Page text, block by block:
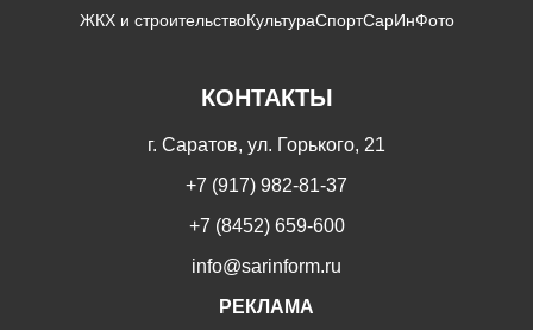
ЖКХ и строительствоКультураСпортСарИнФото
КОНТАКТЫ
г. Саратов, ул. Горького, 21
+7 (917) 982-81-37
+7 (8452) 659-600
info@sarinform.ru
РЕКЛАМА